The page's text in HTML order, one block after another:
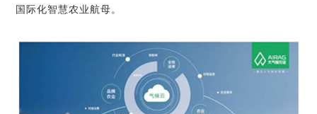
国际化智慧农业航母。